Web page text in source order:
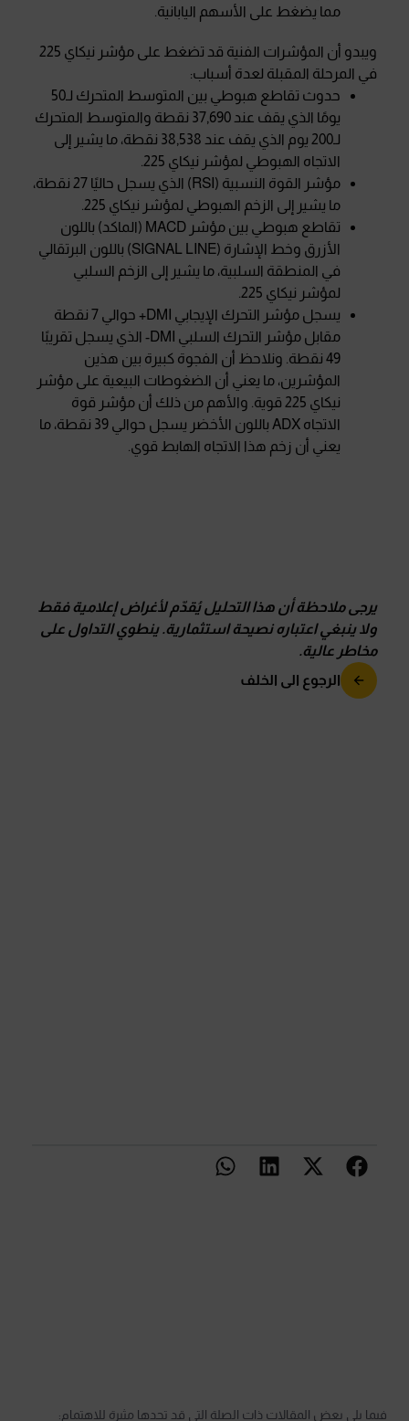
مما يضغط على الأسهم اليابانية.
ويبدو أن المؤشرات الفنية قد تضغط على مؤشر نيكاي 225
في المرحلة المقبلة لعدة أسباب:
حدوث تقاطع هبوطي بين المتوسط المتحرك لـ50
يومًا الذي يقف عند 37,690 نقطة والمتوسط المتحرك
لـ200 يوم الذي يقف عند 38,538 نقطة، ما يشير إلى
الاتجاه الهبوطي لمؤشر نيكاي 225.
مؤشر القوة النسبية (RSI) الذي يسجل حاليًا 27 نقطة،
ما يشير إلى الزخم الهبوطي لمؤشر نيكاي 225.
تقاطع هبوطي بين مؤشر MACD (الماكد) باللون
الأزرق وخط الإشارة (SIGNAL LINE) باللون البرتقالي
في المنطقة السلبية، ما يشير إلى الزخم السلبي
لمؤشر نيكاي 225.
يسجل مؤشر التحرك الإيجابي DMI+ حوالي 7 نقطة
مقابل مؤشر التحرك السلبي DMI- الذي يسجل تقريبًا
49 نقطة. ونلاحظ أن الفجوة كبيرة بين هذين
المؤشرين، ما يعني أن الضغوطات البيعية على مؤشر
نيكاي 225 قوية. والأهم من ذلك أن مؤشر قوة
الاتجاه ADX باللون الأخضر يسجل حوالي 39 نقطة، ما
يعني أن زخم هذا الاتجاه الهابط قوي.
يرجى ملاحظة أن هذا التحليل يُقدّم لأغراض إعلامية فقط
ولا ينبغي اعتباره نصيحة استثمارية.ينطوي التداول على
مخاطر عالية.
الرجوع الى الخلف
فيما يلي بعض المقالات ذات الصلة التي قد تجدها مثيرة للاهتمام: